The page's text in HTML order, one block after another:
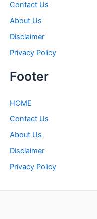
Contact Us
About Us
Disclaimer
Privacy Policy
Footer
HOME
Contact Us
About Us
Disclaimer
Privacy Policy